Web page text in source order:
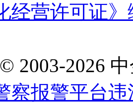
经营许可证
2003-2026
察报警平台违